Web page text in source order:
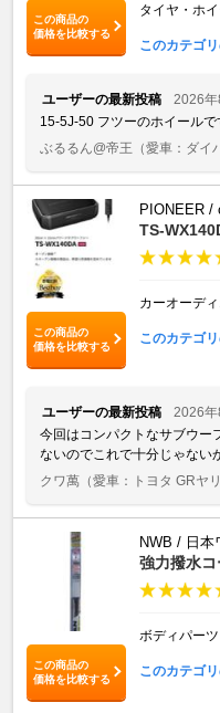
この商品の
価格を比較する
タイヤ・ホ
このカテゴ
ユーザーの最新投稿
2026年
15-5J-50 フツーのホイールで
ぶるるん@帝王 （愛車：ダイ
この商品の
価格を比較する
PIONEER /
TS-
カーオーデ
このカテゴ
ユーザーの最新投稿
2026年
今回はコンパクトなサブウー
ないのでこれで十分じゃない
クワ萬 （愛車：トヨタ GRヤリ
この商品の
価格を比較する
NWB / 日本
強力撥水
ボディパーツ
このカテゴ